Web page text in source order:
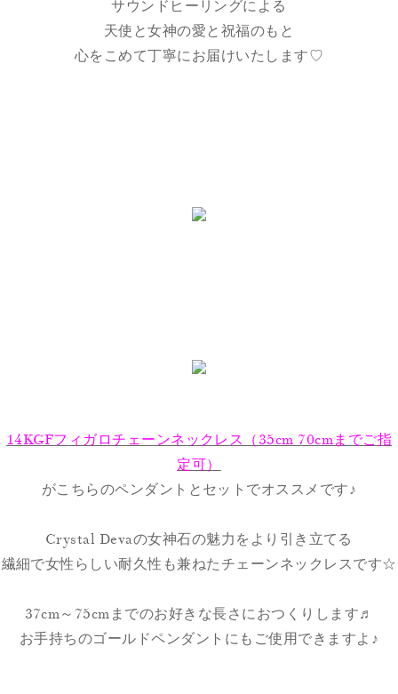
サウンドヒーリングによる
天使と女神の愛と祝福のもと
心をこめて丁寧にお届けいたします♡
14KGFフィガロチェーンネックレス（35cm 70cmまでご指
定可）
がこちらのペンダントとセットでオススメです♪
Crystal Devaの女神石の魅力をより引き立てる
繊細で女性らしい耐久性も兼ねたチェーンネックレスです☆
37cm～75cmまでのお好きな長さにおつくりします♬
お手持ちのゴールドペンダントにもご使用できますよ♪